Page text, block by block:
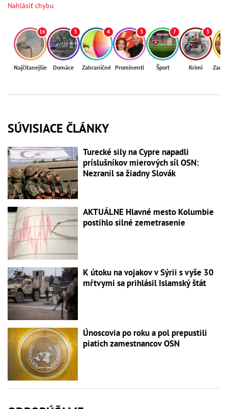
Nahlásiť chybu
16
Najčítanejšie
3
Domáce
4
Zahraničné
3
Prominenti
7
Šport
3
Krimi
SÚVISIACE ČLÁNKY
Turecké sily na Cypre napadli
príslušníkov mierových síl OSN:
Nezranil sa žiadny Slovák
AKTUÁLNE Hlavné mesto Kolumbie
postihlo silné zemetrasenie
K útoku na vojakov v Sýrii s vyše 30
mŕtvymi sa prihlásil Islamský štát
Únoscovia po roku a pol prepustili
piatich zamestnancov OSN